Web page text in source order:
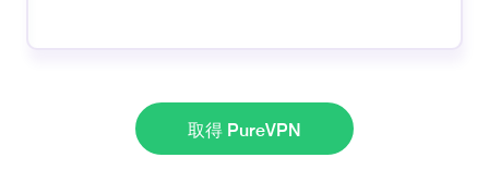
取得 PureVPN